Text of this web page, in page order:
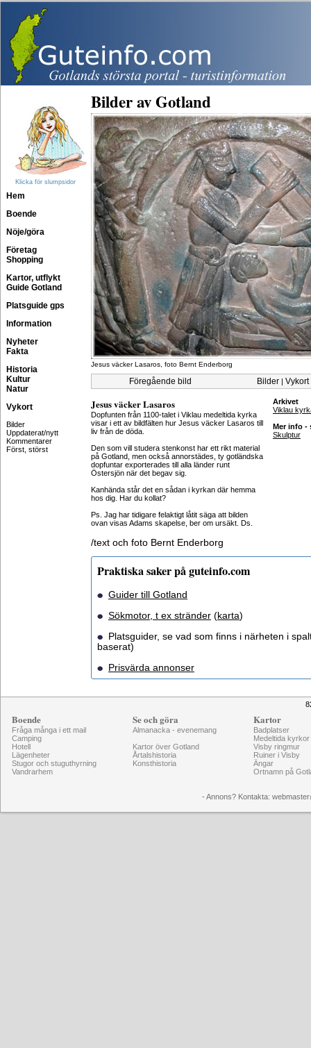
Klicka för slumpsidor
Hem
Boende
Nöje/göra
Företag
Shopping
Kartor, utflykt
Guide Gotland
Platsguide gps
Information
Nyheter
Fakta
Historia
Kultur
Natur
Vykort
Bilder
Uppdaterat/nytt
Kommentarer
Först, störst
Bilder av Gotland
Jesus väcker Lasaros, foto Bernt Enderborg
Föregående bild Bilder| Vykort
Jesus väcker Lasaros
Dopfunten från 1100-talet i Viklau medeltida kyrka
visar i ett av bildfälten hur Jesus väcker Lasaros till
liv från de döda.
Den som vill studera stenkonst har ett rikt material
på Gotland, men också annorstädes, ty gotländska
dopfuntar exporterades till alla länder runt
Östersjön när det begav sig.
Kanhända står det en sådan i kyrkan där hemma
hos dig. Har du kollat?
Ps. Jag har tidigare felaktigt låtit säga att bilden
ovan visas Adams skapelse, ber om ursäkt. Ds.
Arkivet
Viklau
Mer info -
Skulptur
/text och foto Bernt Enderborg
Praktiska saker på guteinfo.com
Guider till Gotland
Sökmotor, t ex stränder (karta)
Platsguider, se vad som finns i närheten i
baserat)
Prisvärda annonser
Boende
Fråga många i ett mail
Camping
Hotell
Lägenheter
Stugor och stuguthyrning
Vandrarhem
Se och göra
Almanacka - evenemang
Kartor över Gotland
Årtalshistoria
Konsthistoria
Kartor
Badplatser
Medeltida kyrkor
Visby ringmur
Ruiner i Visby
Ängar
Ortnamn på
- Annons? Kontakta: